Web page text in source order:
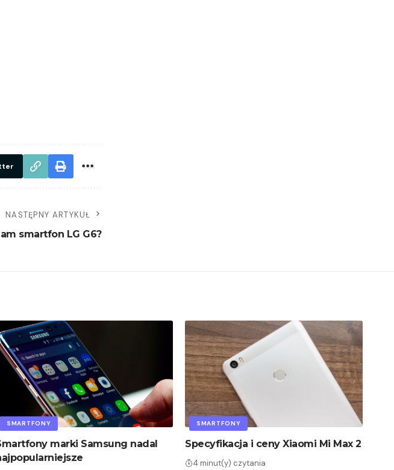
NASTĘPNY ARTYKUŁ
smartfon LG G6?
SMARTFONY
marki Samsung nadal
SMARTFONY
Specyfikacja i ceny Xiaomi Mi Max 2
4 minut(y) czytania